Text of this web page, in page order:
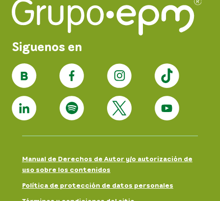
Siguenos en
Manual de Derechos de Autor y/o autorización de
uso sobre los contenidos
Política de protección de datos personales